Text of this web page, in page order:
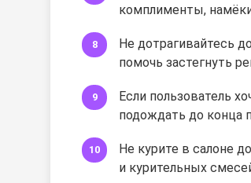
комплименты, намёки
Не дотрагивайтесь
помочь застегнуть
Если пользователь
подождать до конца
Не курите в салоне
и курительных